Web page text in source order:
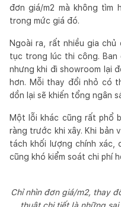
đơn giá/m2 mà không tìm
trong mức giá đó.
Ngoài ra, rất nhiều gia
tục trong lúc thi công. Ban
nhưng khi đi showroom lại
hơn. Mỗi thay đổi nhỏ có
dồn lại sẽ khiến tổng ngân
Một lỗi khác cũng rất phổ
ràng trước khi xây. Khi bản
tách khối lượng chính xác,
cũng khó kiểm soát chi phí
Chỉ nhìn đơn giá/m2, thay